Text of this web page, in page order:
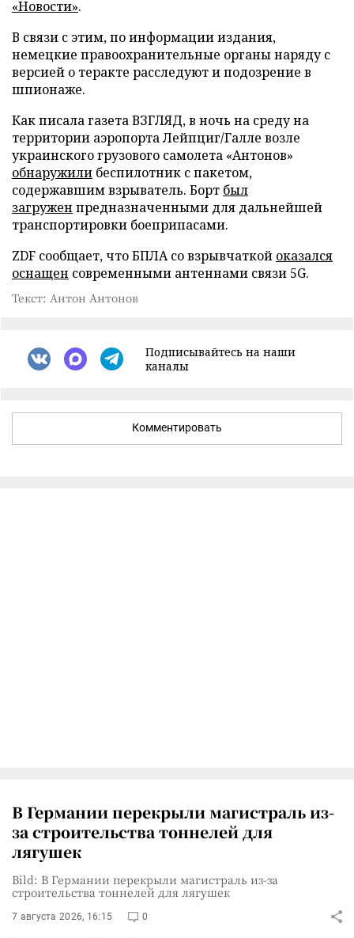
«Новости».
В связи с этим, по информации издания,
немецкие правоохранительные органы наряду с
версией о теракте расследуют и подозрение в
шпионаже.
Как писала газета ВЗГЛЯД, в ночь на среду на
территории аэропорта Лейпциг/Галле возле
украинского грузового самолета «Антонов»
обнаружили беспилотник с пакетом,
содержавшим взрыватель. Борт был
загружен предназначенными для дальнейшей
транспортировки боеприпасами.
ZDF сообщает, что БПЛА со взрывчаткой оказался
оснащен современными антеннами связи 5G.
Текст: Антон Антонов
Подписывайтесь на наши
каналы
Комментировать
В Германии перекрыли магистраль из-
за строительства тоннелей для
лягушек
Bild: В Германии перекрыли магистраль из-за
строительства тоннелей для лягушек
7 августа 2026, 16:15 0